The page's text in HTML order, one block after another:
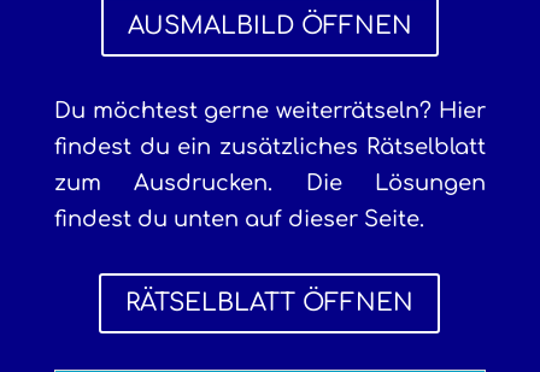
AUSMALBILD ÖFFNEN
Du möchtest gerne weiterrätseln? Hier
findest du ein zusätzliches Rätselblatt
zum Ausdrucken. Die Lösungen
findest du unten auf dieser Seite.
RÄTSELBLATT ÖFFNEN